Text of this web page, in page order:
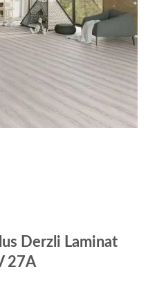
wishlist
Derzli Laminat
27A